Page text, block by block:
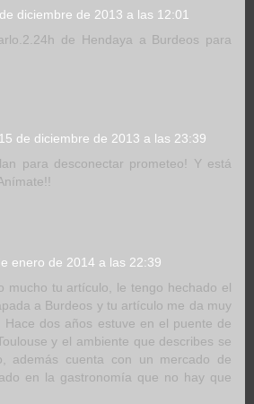
diciembre de 2013 a las 12:01
de Hendaya a Burdeos para
15 de diciembre de 2013 a las 23:39
para desconectar prometeo! Y está
enero de 2014 a las 22:39
mucho tu artículo, le tengo hechado el
a Burdeos y tu artículo me da muy
Hace dos años estuve en el puente de
y el ambiente que describes se
además cuenta con un mercado de
en la gastronomía que no hay que